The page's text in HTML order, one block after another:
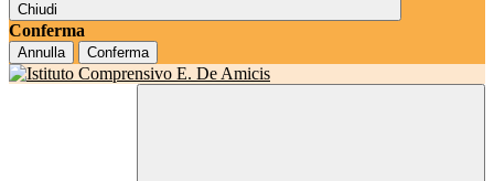
Chiudi
Conferma
Annulla Conferma